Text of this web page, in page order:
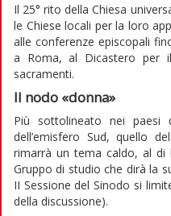
Il 25° rito della Chiesa
le Chiese locali per la loro
alle conferenze episcopali
a Roma, al Dicastero per
sacramenti.
Il nodo «donna»
Più sottolineato nei paesi
dell’emisfero Sud, quello
rimarrà un tema caldo, al
Gruppo di studio che dirà la
II Sessione del Sinodo si
della discussione).